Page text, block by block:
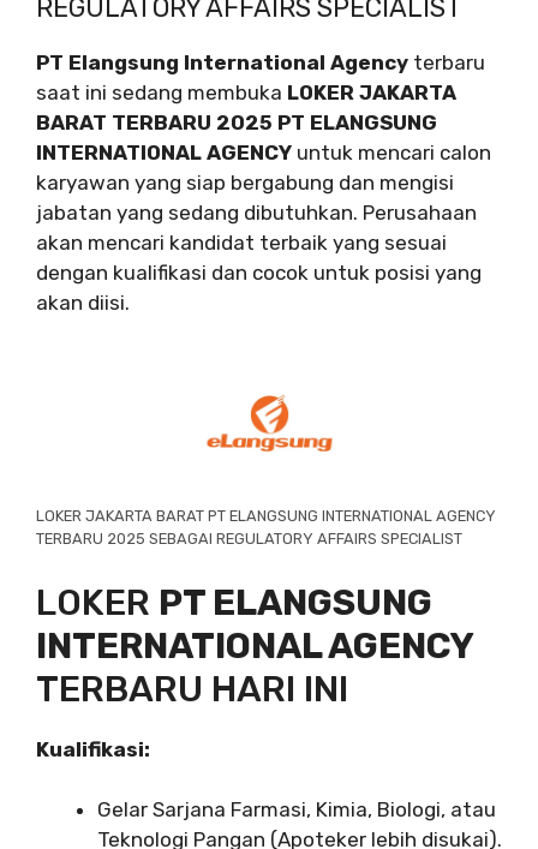
REGULATORY AFFAIRS SPECIALIST
PT Elangsung International Agency terbaru
saat ini sedang membuka LOKER JAKARTA
BARAT TERBARU 2025 PT ELANGSUNG
INTERNATIONAL AGENCY untuk mencari calon
karyawan yang siap bergabung dan mengisi
jabatan yang sedang dibutuhkan. Perusahaan
akan mencari kandidat terbaik yang sesuai
dengan kualifikasi dan cocok untuk posisi yang
akan diisi.
LOKER JAKARTA BARAT PT ELANGSUNG INTERNATIONAL AGENCY
TERBARU 2025 SEBAGAI REGULATORY AFFAIRS SPECIALIST
LOKER PT ELANGSUNG
INTERNATIONAL AGENCY
TERBARU HARI INI
Kualifikasi:
Gelar Sarjana Farmasi, Kimia, Biologi, atau
Teknologi Pangan (Apoteker lebih disukai).